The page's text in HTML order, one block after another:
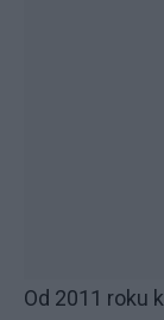
Od 2011 roku